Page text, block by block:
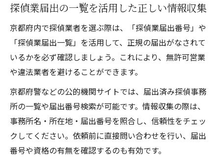
探偵業届出の一覧を活用した正しい情報収集
京都府内で探偵業者を選ぶ際は、「探偵業届出番号」や
「探偵業届出一覧」を活用して、正規の届出がなされて
いるかを必ず確認しましょう。これにより、無許可営業
や違法業者を避けることができます。
京都府警などの公的機関サイトでは、届出済み探偵事務
所の一覧や届出番号検索が可能です。情報収集の際は、
事務所名・所在地・届出番号を照合し、信頼性をチェッ
クしてください。依頼前に直接問い合わせを行い、届出
番号や資格の有無を確認するのも有効です。